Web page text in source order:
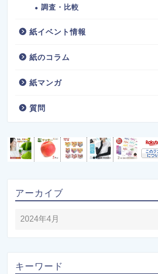
調査・比較
紙イベント情報
紙のコラム
紙マンガ
質問
アーカイブ
キーワード